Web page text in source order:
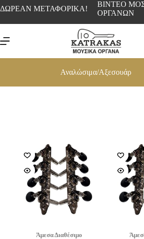
ΔΩΡΕΑΝ ΜΕΤΑΦΟΡΙΚΑ!
ΒΙΝΤΕΟ
ΟΡΓΑΝΩΝ
Αναλώσιμα/Αξεσουάρ
Άμεσα Διαθέσιμο